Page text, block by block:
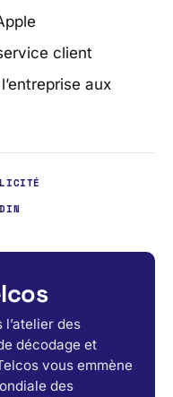
client
aux
des
décodage et
vous emmène
des